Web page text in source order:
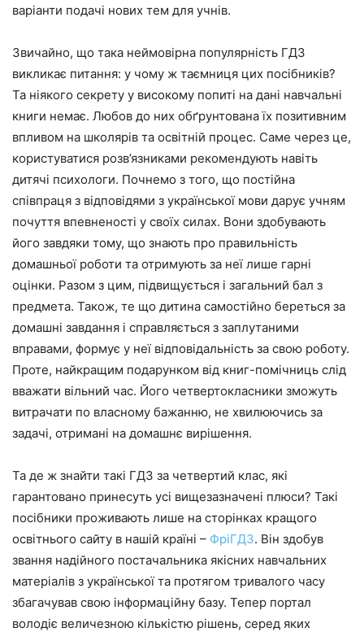
варіанти подачі нових тем для учнів.
Звичайно, що така неймовірна популярність ГДЗ
викликає питання: у чому ж таємниця цих посібників?
Та ніякого секрету у високому попиті на дані навчальні
книги немає. Любов до них обґрунтована їх позитивним
впливом на школярів та освітній процес. Саме через це,
користуватися розв’язниками рекомендують навіть
дитячі психологи. Почнемо з того, що постійна
співпраця з відповідями з української мови дарує учням
почуття впевненості у своїх силах. Вони здобувають
його завдяки тому, що знають про правильність
домашньої роботи та отримують за неї лише гарні
оцінки. Разом з цим, підвищується і загальний бал з
предмета. Також, те що дитина самостійно береться за
домашні завдання і справляється з заплутаними
вправами, формує у неї відповідальність за свою роботу.
Проте, найкращим подарунком від книг-помічниць слід
вважати вільний час. Його четвертокласники зможуть
витрачати по власному бажанню, не хвилюючись за
задачі, отримані на домашнє вирішення.
Та де ж знайти такі ГДЗ за четвертий клас, які
гарантовано принесуть усі вищезазначені плюси? Такі
посібники проживають лише на сторінках кращого
освітнього сайту в нашій країні – ФріГДЗ. Він здобув
звання надійного постачальника якісних навчальних
матеріалів з української та протягом тривалого часу
збагачував свою інформаційну базу. Тепер портал
володіє величезною кількістю рішень, серед яких